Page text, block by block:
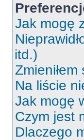
Jak mogę
itd.)
Na liście
Jak mogę
Czym jest
Dlaczego